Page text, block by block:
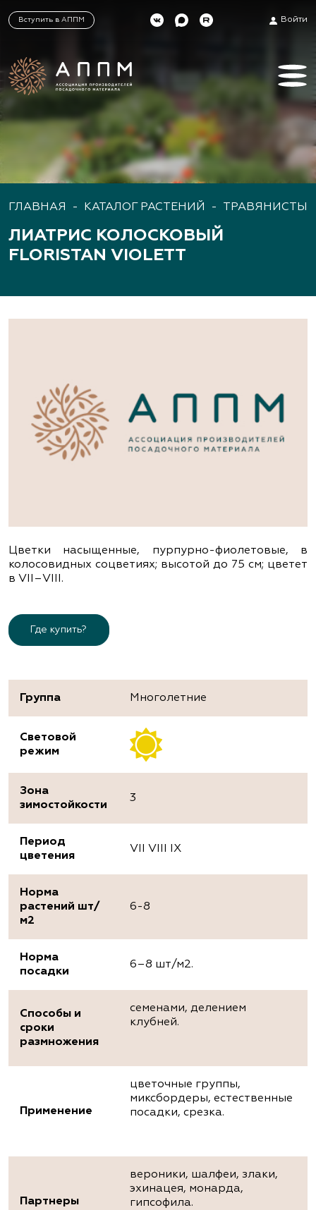
Вступить в АППМ Войти
ГЛАВНАЯ - КАТАЛОГ РАСТЕНИЙ -
ЛИАТРИС КОЛОСКОВЫЙ
FLORISTAN VIOLETT
Цветки насыщенные, пурпурно-фиолетовые, в
колосовидных соцветиях; высотой до 75 см; цветет
в VІІ–VІІІ.
Где купить?
Группа Многолетние
Световой
режим
Зона
зимостойкости
3
Период
цветения
VII VIII IX
Норма
растений шт/
м2
6-8
Норма
посадки
6–8 шт/м2.
Способы и
сроки
размножения
семенами, делением
клубней.
Применение
цветочные группы,
миксбордеры, естественные
посадки, срезка.
Партнеры
вероники, шалфеи, злаки,
эхинацея, монарда,
гипсофила.